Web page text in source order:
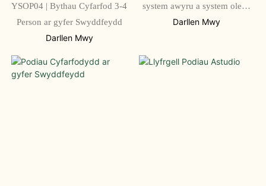
YSOP04 | Bythau Cyfarfod 3-4
Person ar gyfer Swyddfeydd
Darllen Mwy
system awyru a system oleuo
LED, mae'n barod i'w
Darllen Mwy